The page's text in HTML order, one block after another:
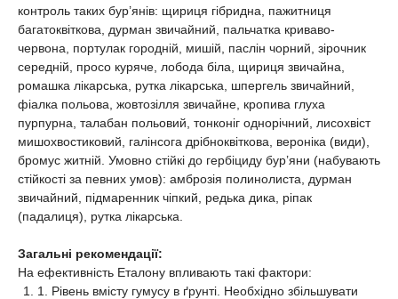
контроль таких бур’янів: щириця гібридна, пажитниця
багатоквіткова, дурман звичайний, пальчатка криваво-
червона, портулак городній, мишій, паслін чорний, зірочник
середній, просо куряче, лобода біла, щириця звичайна,
ромашка лікарська, рутка лікарська, шпергель звичайний,
фіалка польова, жовтозілля звичайне, кропива глуха
пурпурна, талабан польовий, тонконіг однорічний, лисохвіст
мишохвостиковий, галінсога дрібноквіткова, вероніка (види),
бромус житній. Умовно стійкі до гербіциду бур’яни (набувають
стійкості за певних умов): амброзія полинолиста, дурман
звичайний, підмаренник чіпкий, редька дика, ріпак
(падалиця), рутка лікарська.
Загальні рекомендації:
На ефективність Еталону впливають такі фактори:
1. Рівень вмісту гумусу в ґрунті. Необхідно збільшувати